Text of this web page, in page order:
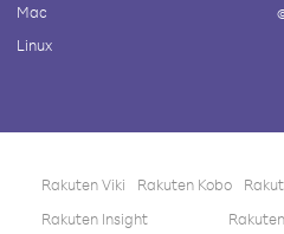
Mac
Linux
Rakuten Viki Rakuten Kobo
Rakuten Insight